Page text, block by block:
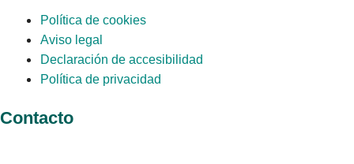
Política de cookies
Aviso legal
Declaración de accesibilidad
Política de privacidad
Contacto